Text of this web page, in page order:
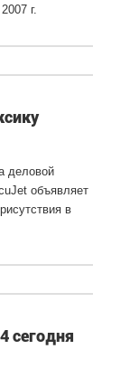
г.
деловой
объявляет
в
сегодня